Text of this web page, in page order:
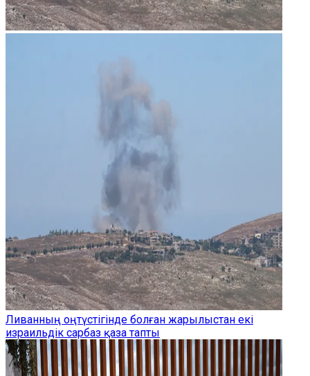
Ливанның оңтүстігінде болған жарылыстан екі
израильдік сарбаз қаза тапты